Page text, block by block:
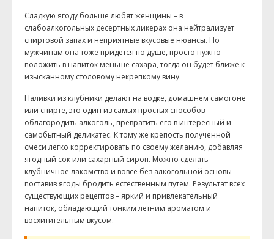
Сладкую ягоду больше любят женщины – в
слабоалкогольных десертных ликерах она нейтрализует
спиртовой запах и неприятные вкусовые нюансы. Но
мужчинам она тоже придется по душе, просто нужно
положить в напиток меньше сахара, тогда он будет ближе к
изысканному столовому некрепкому вину.
Наливки из клубники делают на водке, домашнем самогоне
или спирте, это один из самых простых способов
облагородить алкоголь, превратить его в интересный и
самобытный деликатес. К тому же крепость полученной
смеси легко корректировать по своему желанию, добавляя
ягодный сок или сахарный сироп. Можно сделать
клубничное лакомство и вовсе без алкогольной основы –
поставив ягоды бродить естественным путем. Результат всех
существующих рецептов – яркий и привлекательный
напиток, обладающий тонким летним ароматом и
восхитительным вкусом.